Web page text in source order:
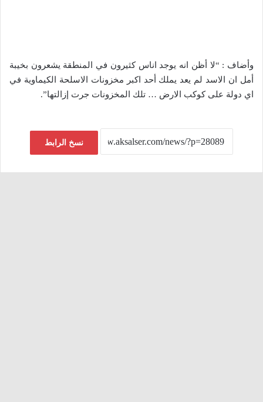
وأضاف : “لا أظن انه يوجد اناس كثيرون في المنطقة يشعرون بخيبة
أمل ان الاسد لم يعد يملك أحد اكبر مخزونات الاسلحة الكيماوية في
اي دولة على كوكب الارض … تلك المخزونات جرت إزالتها”.
نسخ الرابط